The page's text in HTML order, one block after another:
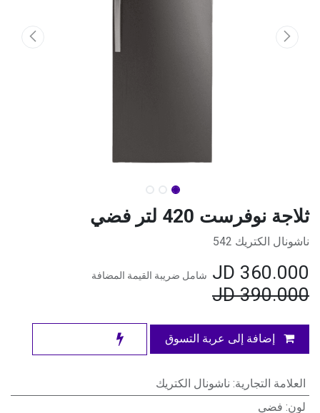
ثلاجة نوفرست 420 لتر فضي
ناشونال الكتريك 542
360.000 شامل ضريبة القيمة المضافة
390.000
JD
إضافة إلى عربة التسوق
العلامة التجارية: ناشونال الكتريك
لون: فضي